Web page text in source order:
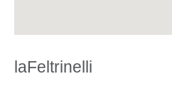
laFeltrinelli